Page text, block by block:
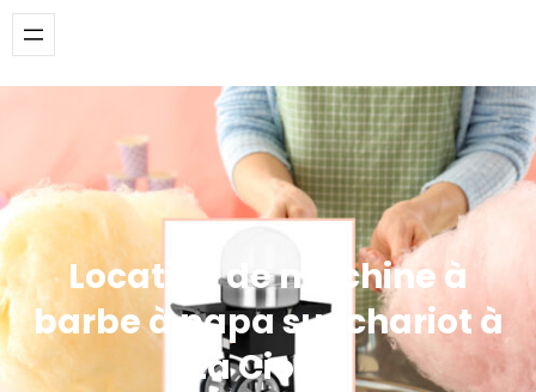
Location de machine à
barbe à papa sur chariot à
La Ciotat